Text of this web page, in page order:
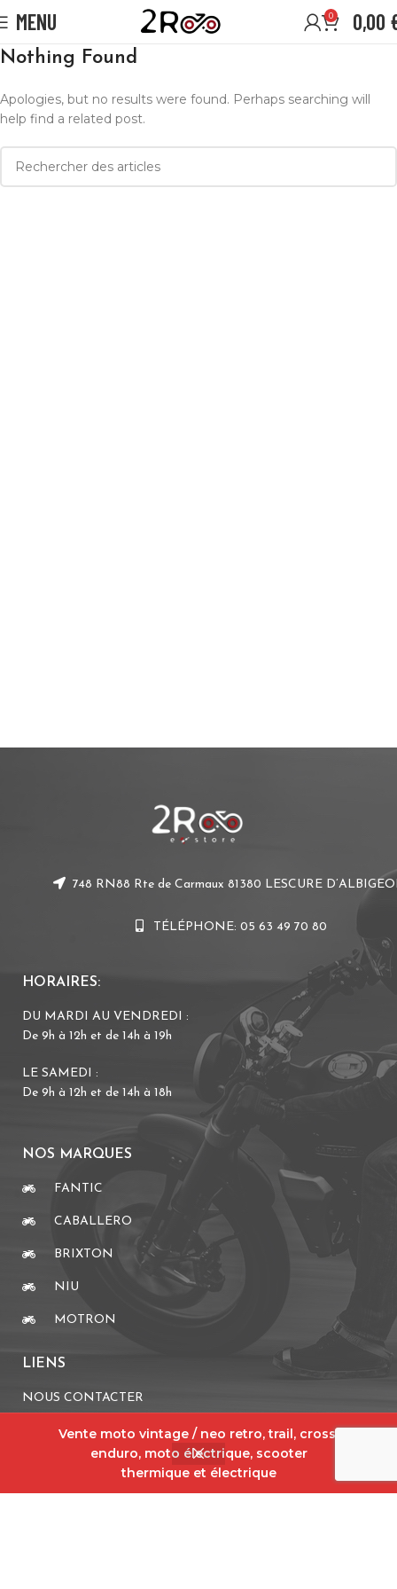
Vente moto vintage / neo retro, trail, cross,
enduro, moto électrique, scooter
thermique et électrique
MENU 0 0,00
Nothing Found
Apologies, but no results were found. Perhaps searching will
help find a related post.
748 RN88 Rte de Carmaux 81380 LESCURE
TÉLÉPHONE: 05 63 49 70 80
HORAIRES:
DU MARDI AU VENDREDI :
De 9h à 12h et de 14h à 19h
LE SAMEDI :
De 9h à 12h et de 14h à 18h
NOS MARQUES
FANTIC
CABALLERO
BRIXTON
NIU
MOTRON
LIENS
NOUS CONTACTER
MENTIONS LÉGALES